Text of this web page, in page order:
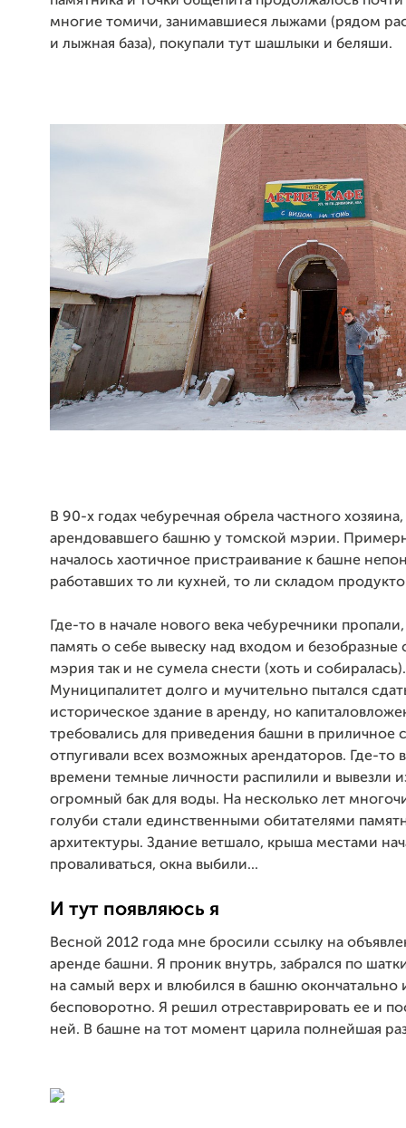
многие томичи, занимавшиеся лыжами (рядом
и лыжная база), покупали тут шашлыки и беляши.
В 90-х годах чебуречная обрела частного хозяина,
арендовавшего башню у томской мэрии.
началось хаотичное пристраивание к башне
работавших то ли кухней, то ли складом
Где-то в начале нового века чебуречники
память о себе вывеску над входом и безобразные
мэрия так и не сумела снести (хоть и собиралась).
Муниципалитет долго и мучительно пытался
историческое здание в аренду, но
требовались для приведения башни в приличное
отпугивали всех возможных арендаторов. Где-то
времени темные личности распилили и вывезли
огромный бак для воды. На несколько лет
голуби стали единственными обитателями
архитектуры. Здание ветшало, крыша местами
проваливаться, окна выбили...
И тут появляюсь я
Весной 2012 года мне бросили ссылку на
аренде башни. Я проник внутрь, забрался по
на самый верх и влюбился в башню окончатально
бесповоротно. Я решил отреставрировать ее и
ней. В башне на тот момент царила полнейшая